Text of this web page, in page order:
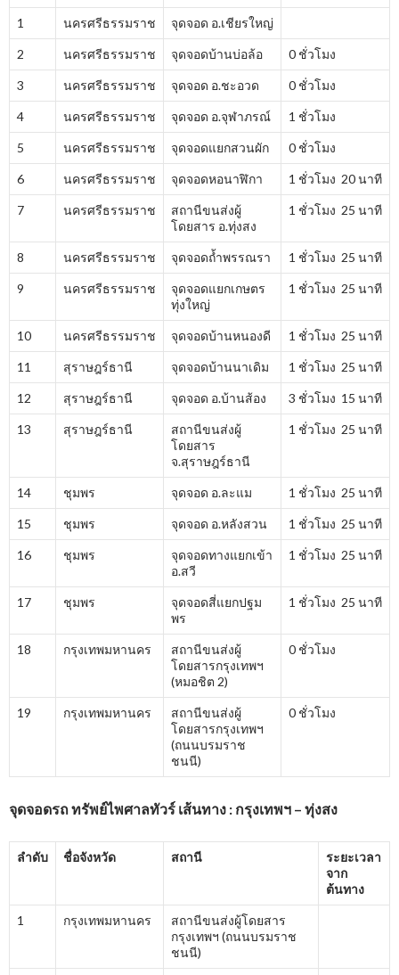
1 นครศรีธรรมราช จุดจอด อ.เชียรใหญ่
2 นครศรีธรรมราช จุดจอดบ้านบ่อล้อ 0 ชั่วโมง
3 นครศรีธรรมราช จุดจอด อ.ชะอวด 0 ชั่วโมง
4 นครศรีธรรมราช จุดจอด อ.จุฬาภรณ์ 1 ชั่วโมง
5 นครศรีธรรมราช จุดจอดแยกสวนผัก 0 ชั่วโมง
6 นครศรีธรรมราช จุดจอดหอนาฬิกา 1 ชั่วโมง 20 นาที
7 นครศรีธรรมราช
สถานีขนส่งผู้
โดยสาร อ.ทุ่งสง
1 ชั่วโมง 25 นาที
8 นครศรีธรรมราช จุดจอดถ้ำพรรณรา 1 ชั่วโมง 25 นาที
9 นครศรีธรรมราช
จุดจอดแยกเกษตร
ทุ่งใหญ่
1 ชั่วโมง 25 นาที
10 นครศรีธรรมราช จุดจอดบ้านหนองดี 1 ชั่วโมง 25 นาที
11 สุราษฎร์ธานี จุดจอดบ้านนาเดิม 1 ชั่วโมง 25 นาที
12 สุราษฎร์ธานี จุดจอด อ.บ้านส้อง 3 ชั่วโมง 15 นาที
13 สุราษฎร์ธานี
สถานีขนส่งผู้
โดยสาร
จ.สุราษฎร์ธานี
1 ชั่วโมง 25 นาที
14 ชุมพร จุดจอด อ.ละแม 1 ชั่วโมง 25 นาที
15 ชุมพร จุดจอด อ.หลังสวน 1 ชั่วโมง 25 นาที
16 ชุมพร
จุดจอดทางแยกเข้า
อ.สวี
1 ชั่วโมง 25 นาที
17 ชุมพร
จุดจอดสี่แยกปฐม
พร
1 ชั่วโมง 25 นาที
18 กรุงเทพมหานคร
สถานีขนส่งผู้
โดยสารกรุงเทพฯ
(หมอชิต 2)
0 ชั่วโมง
19 กรุงเทพมหานคร
สถานีขนส่งผู้
โดยสารกรุงเทพฯ
(ถนนบรมราช
ชนนี)
0 ชั่วโมง
จุดจอดรถ ทรัพย์ไพศาลทัวร์ เส้นทาง : กรุงเทพฯ – ทุ่งสง
ลำดับ ชื่อจังหวัด สถานี
ระยะเวลา
จาก
ต้นทาง
1 กรุงเทพมหานคร
สถานีขนส่งผู้โดยสาร
กรุงเทพฯ (ถนนบรมราช
ชนนี)